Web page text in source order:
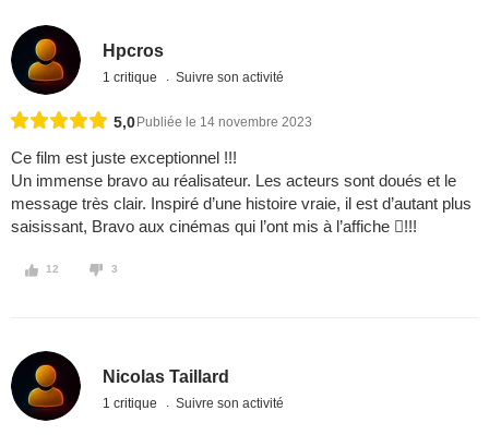
Hpcros
1 critique Suivre son activité
5,0 Publiée le 14 novembre 2023
Ce film est juste exceptionnel !!!
Un immense bravo au réalisateur. Les acteurs sont doués et le
message très clair. Inspiré d’une histoire vraie, il est d’autant plus
saisissant, Bravo aux cinémas qui l’ont mis à l’affiche !!!
12 3
Nicolas Taillard
1 critique Suivre son activité